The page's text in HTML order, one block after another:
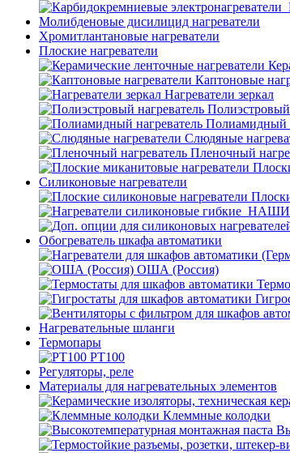
Молибденовые дисилицид нагреватели
Хромитлантановые нагреватели
Плоские нагреватели
Каптоновые
Нагреватели зеркал
Полиэстровый
Полиамидный
Слюдяные
Пленочный
Силиконовые нагреватели
Обогреватель шкафа автоматики
ОША (Россия)
Нагревательные шланги
Термопары
PT100
Регуляторы, реле
Материалы для нагревательных элементов
Клеммные колодки